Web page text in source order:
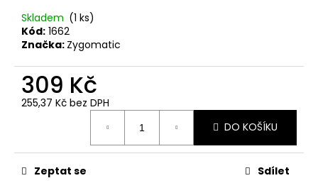
Skladem (1 ks)
Kód: 1662
Značka: Zygomatic
309 Kč
255,37 Kč bez DPH
DO KOŠÍKU
Zeptat se Sdílet
o
p